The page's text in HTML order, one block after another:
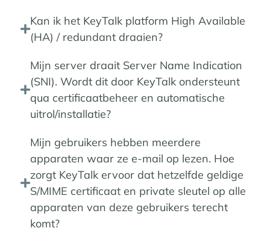
Kan ik het KeyTalk platform High Available
(HA) / redundant draaien?
Mijn server draait Server Name Indication
(SNI). Wordt dit door KeyTalk ondersteunt
qua certificaatbeheer en automatische
uitrol/installatie?
Mijn gebruikers hebben meerdere
apparaten waar ze e-mail op lezen. Hoe
zorgt KeyTalk ervoor dat hetzelfde geldige
S/MIME certificaat en private sleutel op alle
apparaten van deze gebruikers terecht
komt?